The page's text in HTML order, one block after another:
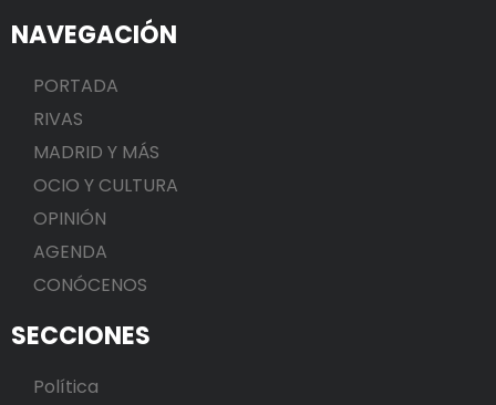
NAVEGACIÓN
PORTADA
RIVAS
MADRID Y MÁS
OCIO Y CULTURA
OPINIÓN
AGENDA
CONÓCENOS
SECCIONES
Política